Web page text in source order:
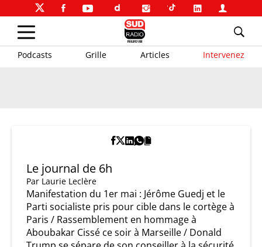
Podcasts Grille Articles Intervenez
Le journal de 6h
Par Laurie Leclère
Manifestation du 1er mai : Jérôme Guedj et le
Parti socialiste pris pour cible dans le cortège à
Paris / Rassemblement en hommage à
Aboubakar Cissé ce soir à Marseille / Donald